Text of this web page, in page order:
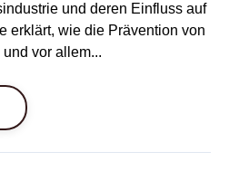
und deren Einfluss auf
erklärt, wie die Prävention von
vor allem...